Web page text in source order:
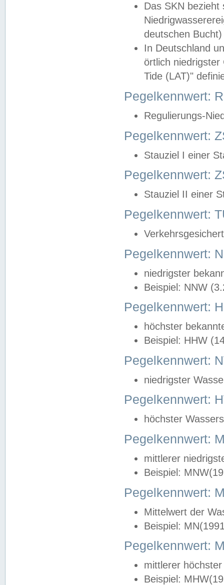
Das SKN
deutschen
In Deutschland
örtlich
Tide (LAT)"
Pegelkennwert:
Regulierungs-
Pegelkennwert:
Stauziel I einer
Pegelkennwert:
Stauziel II einer
Pegelkennwert:
Pegelkennwert:
niedrigster
Beispiel: NNW
Pegelkennwert:
höchster
Beispiel: HHW
Pegelkennwert:
niedrigster
Pegelkennwert:
höchster
Pegelkennwert:
mittlerer
Beispiel:
Pegelkennwert:
Mittelwert der
Beispiel:
Pegelkennwert:
mittlerer
Beispiel: